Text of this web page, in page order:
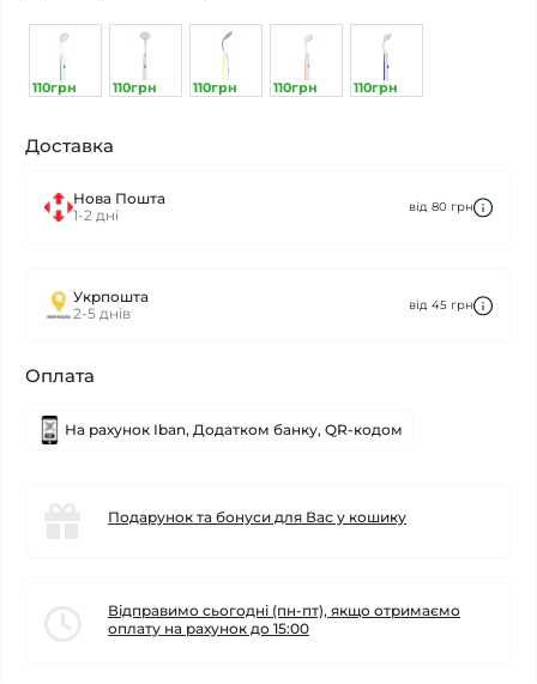
110грн 110грн 110грн 110грн 110грн
Доставка
Нова Пошта
1-2 дні
від 80 грн
Укрпошта
2-5 днів
від 45 грн
Оплата
На рахунок Iban, Додатком банку, QR-кодом
Подарунок та бонуси для Вас у кошику
Відправимо сьогодні (пн-пт), якщо отримаємо
оплату на рахунок до 15:00